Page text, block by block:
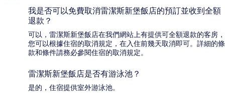
我是否可以免費取消雷潔斯新堡飯店的預訂並收到全額
退款？
可以，雷潔斯新堡飯店在我們網站上有提供可全額退款的客房，
您可以根據住宿的取消規定，在入住前幾天取消即可。詳細的條
款和條件請務必參閱住宿的取消規定。
雷潔斯新堡飯店是否有游泳池？
是的，住宿提供室外游泳池。